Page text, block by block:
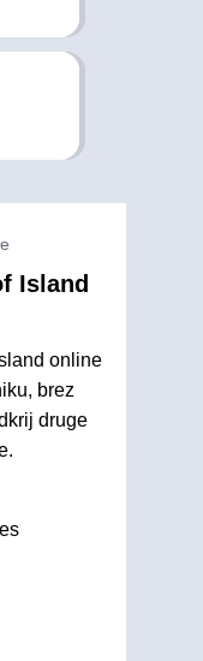
Island
online
brez
druge